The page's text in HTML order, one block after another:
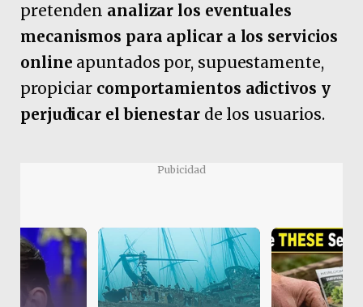
pretenden analizar los eventuales
mecanismos para aplicar a los servicios
online apuntados por, supuestamente,
propiciar comportamientos adictivos y
perjudicar el bienestar de los usuarios.
Pubicidad